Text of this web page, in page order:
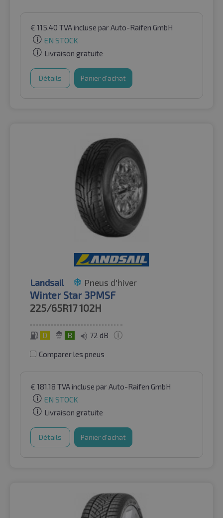
€ 115.40 TVA incluse par Auto-Raifen GmbH
EN STOCK
Livraison gratuite
Détails Panier d'achat
Landsail Pneus d'hiver
Winter Star 3PMSF
225/65R17102H
D B 72 dB
Comparer les pneus
€ 181.18 TVA incluse par Auto-Raifen GmbH
EN STOCK
Livraison gratuite
Détails Panier d'achat